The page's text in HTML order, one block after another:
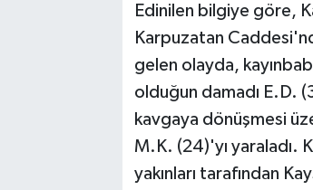
Edinilen bilgiye göre,
Karpuzatan
gelen olayda,
olduğun damadı E.D.
kavgaya dönüşmesi
M.K. (24)'yı yaraladı.
yakınları tarafından